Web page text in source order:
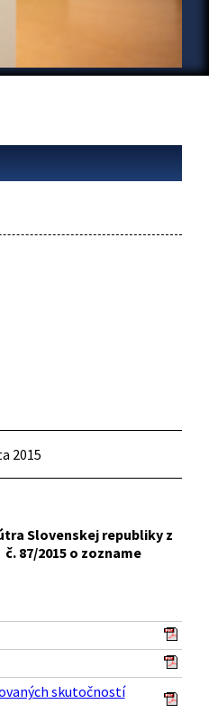
2015
Slovenskej republiky z
87/2015 o zozname
skutočností